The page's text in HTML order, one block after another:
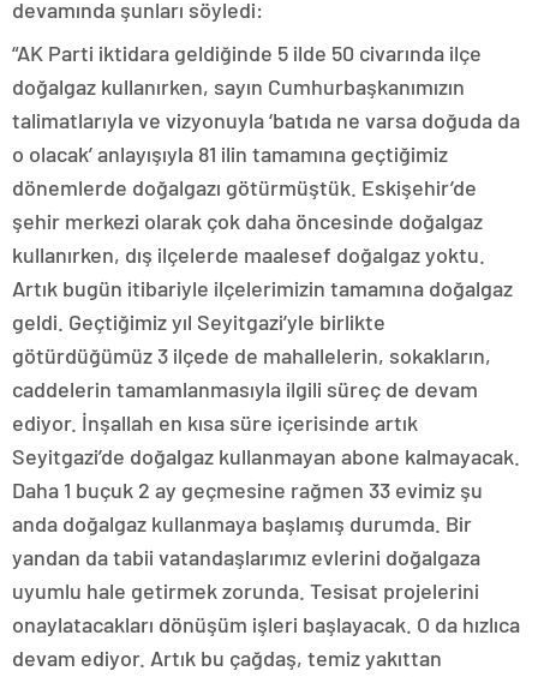
devamında şunları söyledi:
“AK Parti iktidara geldiğinde 5 ilde 50 civarında ilçe
doğalgaz kullanırken, sayın Cumhurbaşkanımızın
talimatlarıyla ve vizyonuyla ‘batıda ne varsa doğuda da
o olacak’ anlayışıyla 81 ilin tamamına geçtiğimiz
dönemlerde doğalgazı götürmüştük. Eskişehir’de
şehir merkezi olarak çok daha öncesinde doğalgaz
kullanırken, dış ilçelerde maalesef doğalgaz yoktu.
Artık bugün itibariyle ilçelerimizin tamamına doğalgaz
geldi. Geçtiğimiz yıl Seyitgazi’yle birlikte
götürdüğümüz 3 ilçede de mahallelerin, sokakların,
caddelerin tamamlanmasıyla ilgili süreç de devam
ediyor. İnşallah en kısa süre içerisinde artık
Seyitgazi’de doğalgaz kullanmayan abone kalmayacak.
Daha 1 buçuk 2 ay geçmesine rağmen 33 evimiz şu
anda doğalgaz kullanmaya başlamış durumda. Bir
yandan da tabii vatandaşlarımız evlerini doğalgaza
uyumlu hale getirmek zorunda. Tesisat projelerini
onaylatacakları dönüşüm işleri başlayacak. O da hızlıca
devam ediyor. Artık bu çağdaş, temiz yakıttan